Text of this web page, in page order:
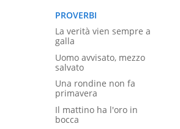
PROVERBI
La verità vien sempre a
galla
Uomo avvisato, mezzo
salvato
Una rondine non fa
primavera
Il mattino ha l'oro in
bocca